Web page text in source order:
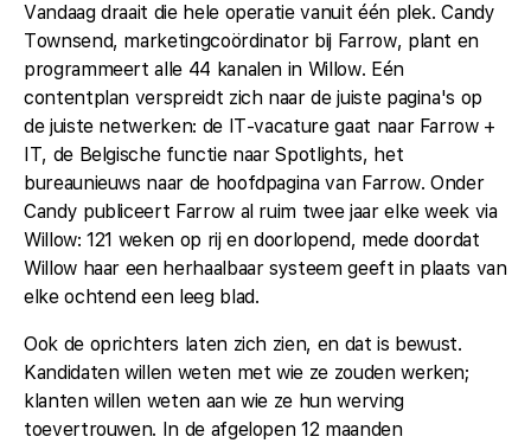
Vandaag draait die hele operatie vanuit één plek. Candy
Townsend, marketingcoördinator bij Farrow, plant en
programmeert alle 44 kanalen in Willow. Eén
contentplan verspreidt zich naar de juiste pagina's op
de juiste netwerken: de IT-vacature gaat naar Farrow +
IT, de Belgische functie naar Spotlights, het
bureaunieuws naar de hoofdpagina van Farrow. Onder
Candy publiceert Farrow al ruim twee jaar elke week via
Willow: 121 weken op rij en doorlopend, mede doordat
Willow haar een herhaalbaar systeem geeft in plaats van
elke ochtend een leeg blad.
Ook de oprichters laten zich zien, en dat is bewust.
Kandidaten willen weten met wie ze zouden werken;
klanten willen weten aan wie ze hun werving
toevertrouwen. In de afgelopen 12 maanden